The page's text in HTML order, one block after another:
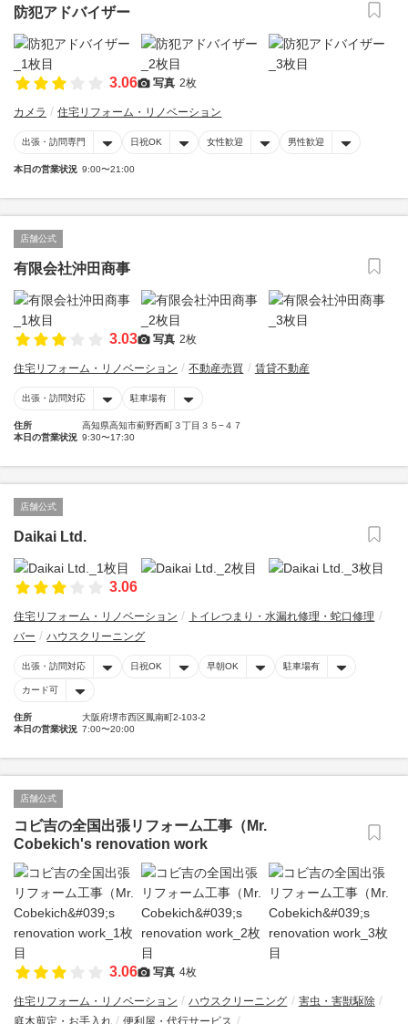
防犯アドバイザー
3.06 写真 2枚
カメラ 住宅リフォーム・リノベーション
出張・訪問専門 日祝OK 女性歓迎 男性歓迎
本日の営業状況 9:00〜21:00
店舗公式
有限会社沖田商事
3.03 写真 2枚
住宅リフォーム・リノベーション 不動産売買 賃貸不動産
出張・訪問対応 駐車場有
住所
高知県高知市薊野西町３丁目３５−４７
本日の営業状況 9:30〜17:30
店舗公式
Daikai Ltd.
3.06
住宅リフォーム・リノベーション
トイレつまり・水漏れ修理・蛇口修理
バー
ハウスクリーニング
出張・訪問対応 日祝OK 早朝OK 駐車場有
カード可
住所
大阪府堺市西区鳳南町2-103-2
本日の営業状況 7:00〜20:00
店舗公式
コビ吉の全国出張リフォーム工事（Mr.
Cobekich's renovation work
3.06 写真 4枚
住宅リフォーム・リノベーション ハウスクリーニング
害虫・害獣駆除
庭木剪定・お手入れ
便利屋・代行サービス